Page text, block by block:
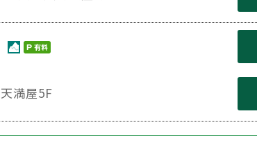
満屋5F